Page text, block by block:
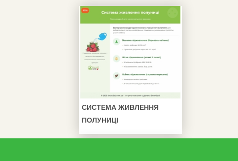
СИСТЕМА ЖИВЛЕННЯ
ПОЛУНИЦІ